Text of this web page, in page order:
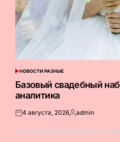
ОПУБЛИКОВАНО
В
НОВОСТИ РАЗНЫЕ
Базовый свадебный
аналитика
Опубликовано
4 августа, 2026Запись
admin